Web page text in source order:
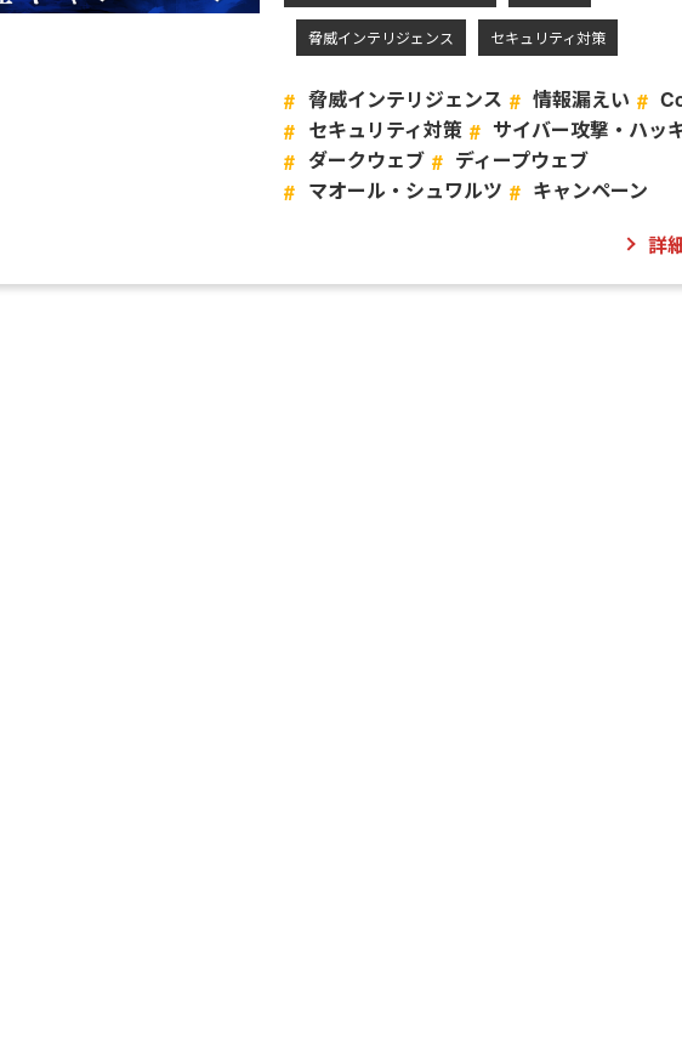
脅威インテリジェンス セキュリティ対策
脅威インテリジェンス 情報漏えい
セキュリティ対策
サイバー攻撃・ハッ
ダークウェブ
ディープウェブ
マオール・シュワルツ
キャンペーン
詳